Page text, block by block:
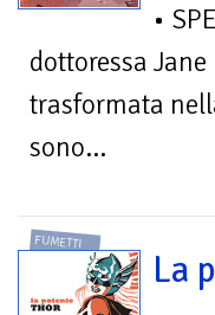
•
dottoressa
trasformata
sono...
FUMETTI
La